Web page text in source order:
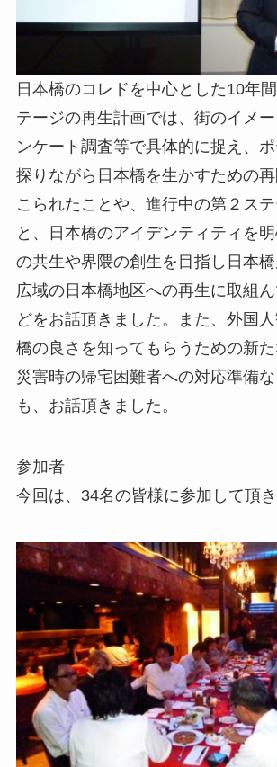
日本橋のコレドを中心とした10年
テージの再生計画では、街のイメ
ンケート調査等で具体的に捉え、
探りながら日本橋を生かすための
こられたことや、進行中の第２ス
と、日本橋のアイデンティティを
の共生や界隈の創生を目指し日本
広域の日本橋地区への再生に取組
どをお話頂きました。また、外国
橋の良さを知ってもらうための新た
災害時の帰宅困難者への対応準備
も、お話頂きました。
参加者
今回は、34名の皆様に参加して頂き